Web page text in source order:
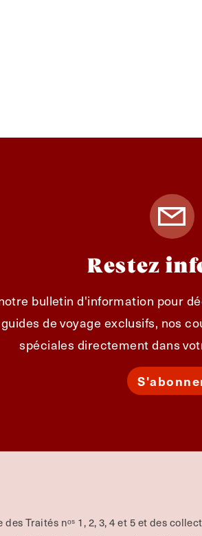
Restez
bulletin d'information pour
de voyage exclusifs, nos
spéciales directement dans
Traités nᵒˢ 1, 2, 3, 4 et 5 et des